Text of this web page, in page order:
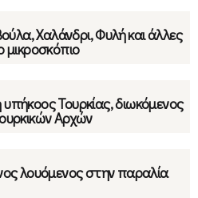
Χαλάνδρι, Φυλή και άλλες
μικροσκόπιο
Τουρκίας, διωκόμενος
Αρχών
λουόμενος στην παραλία